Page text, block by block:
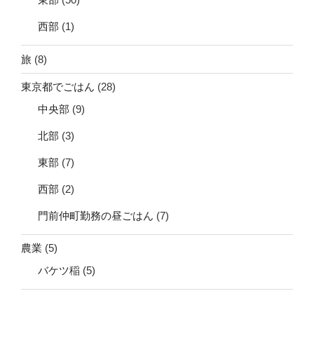
西部 (1)
旅 (8)
東京都でごはん (28)
中央部 (9)
北部 (3)
東部 (7)
西部 (2)
門前仲町勤務の昼ごはん (7)
農業 (5)
バケツ稲 (5)